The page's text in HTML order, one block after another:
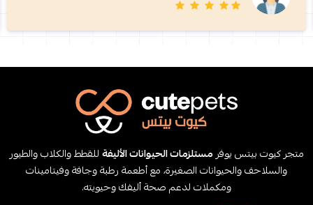
متجر كيوت بيتس يوفر مستلزمات الحيوانات الأليفةللقطط والكلاب والطيور
والسلاحف والحيوانات الصغيرة، مع أطعمة رطبة وجافة وفيتامينات
ومكملات لدعم صحة أليفك وحيويته.